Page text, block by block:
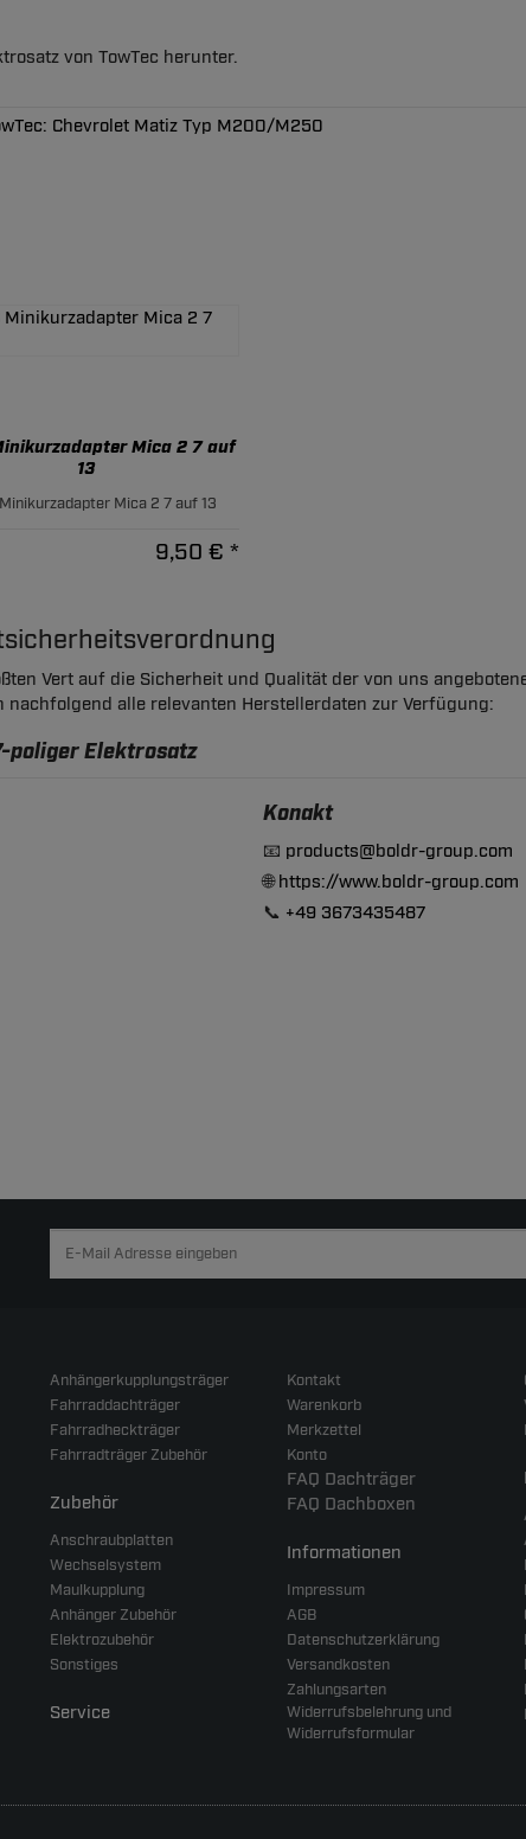
von TowTec herunter.
Chevrolet Matiz Typ M200/M250
Mica 2 7 auf
13
Mica 2 7 auf 13
9,50 € *
Vert auf die Sicherheit und Qualität der von uns
alle relevanten Herstellerdaten zur Verfügung:
poliger Elektrosatz
Konakt
📧 products@boldr-group.com
🌐https://www.boldr-group.com
📞 +49 3673435487
Anhängerkupplungsträger
Fahrraddachträger
Fahrradheckträger
Fahrradträger Zubehör
Zubehör
Anschraubplatten
Wechselsystem
Maulkupplung
Anhänger Zubehör
Elektrozubehör
Sonstiges
Service
Kontakt
Warenkorb
Merkzettel
Konto
FAQ Dachträger
FAQ Dachboxen
Informationen
Impressum
AGB
Datenschutzerklärung
Versandkosten
Zahlungsarten
Widerrufsbelehrung und
Widerrufsformular